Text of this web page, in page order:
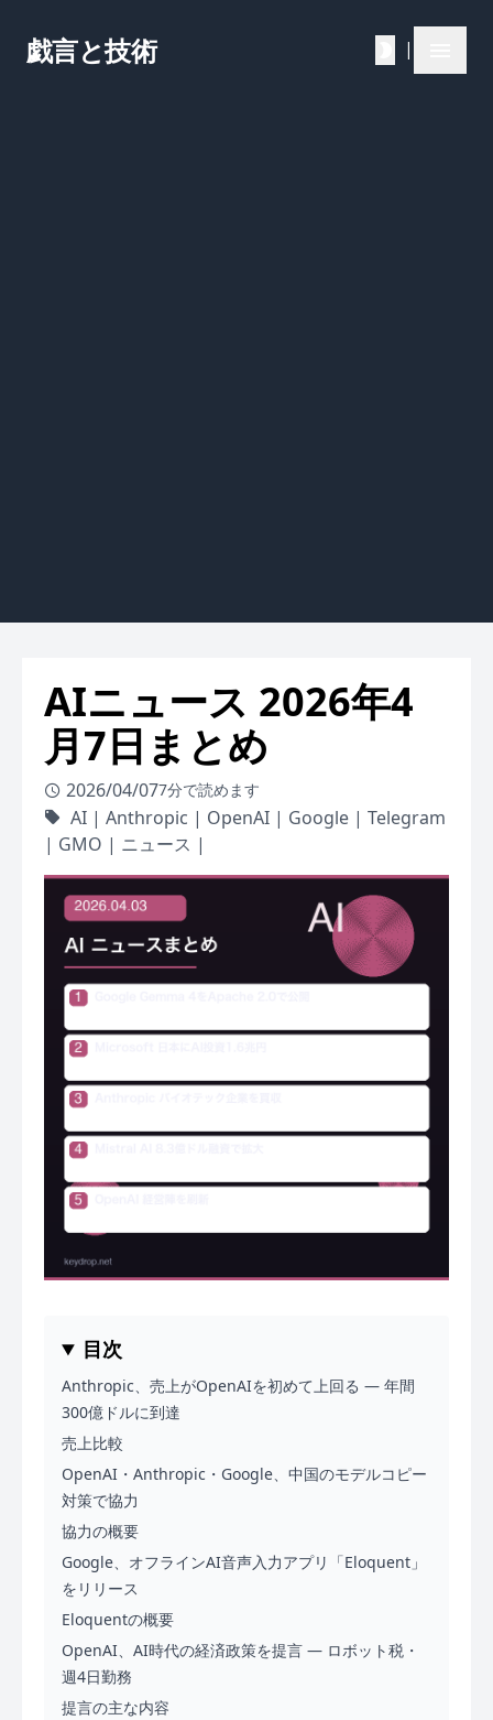
戯言と技術 |
AIニュース 2026年4
月7日まとめ
2026/04/077分で読めます
AI | Anthropic | OpenAI | Google | Telegram
| GMO | ニュース |
目次
Anthropic、売上がOpenAIを初めて上回る — 年間
300億ドルに到達
売上比較
OpenAI・Anthropic・Google、中国のモデルコピー
対策で協力
協力の概要
Google、オフラインAI音声入力アプリ「Eloquent」
をリリース
Eloquentの概要
OpenAI、AI時代の経済政策を提言 — ロボット税・
週4日勤務
提言の主な内容